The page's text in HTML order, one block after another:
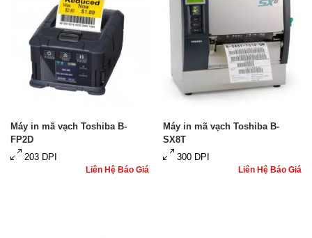
Máy in mã vạch Toshiba B-
FP2D
203 DPI
Liên Hệ Báo Giá
Máy in mã vạch Toshiba B-
SX8T
300 DPI
Liên Hệ Báo Giá